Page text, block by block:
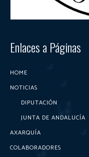
Enlaces a Páginas
HOME
NOTICIAS
DIPUTACIÓN
JUNTA DE ANDALUCÍA
AXARQUÍA
COLABORADORES